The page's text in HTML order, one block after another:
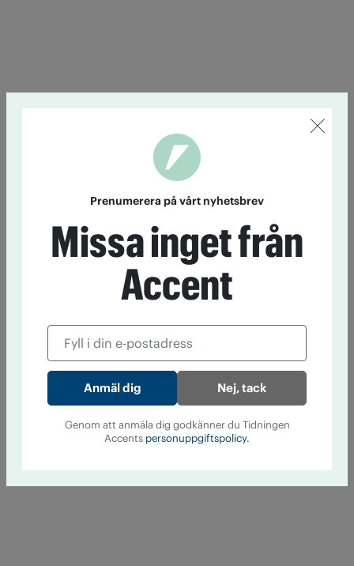
Prenumerera på vårt nyhetsbrev
Missa inget från
Accent
Nej, tack
Genom att anmäla dig godkänner du Tidningen
Accents personuppgiftspolicy.